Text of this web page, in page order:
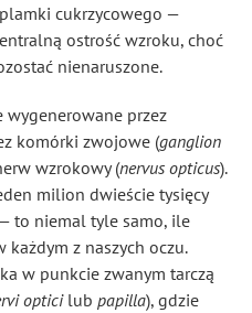
cukrzycowego —
ostrość wzroku, choć
nienaruszone.
wygenerowane przez
komórki zwojowe (ganglion
wzrokowy (nervus opticus).
milion dwieście tysięcy
to niemal tyle samo, ile
z naszych oczu.
w punkcie zwanym tarczą
opticilub papilla), gdzie